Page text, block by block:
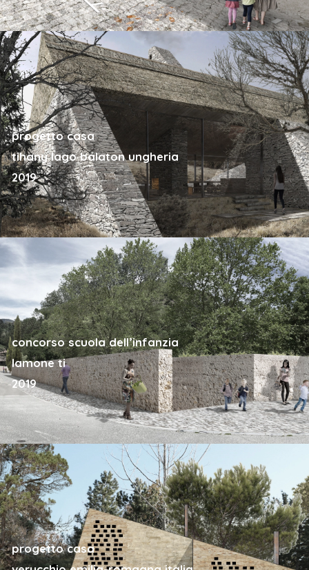
progetto casa
tihany lago balaton ungheria
2019
concorso scuola dell’infanzia
lamone ti
2019
progetto casa